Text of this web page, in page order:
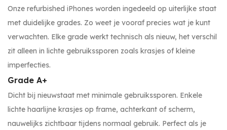
Onze refurbished iPhones worden ingedeeld op uiterlijke staat
met duidelijke grades. Zo weet je vooraf precies wat je kunt
verwachten. Elke grade werkt technisch als nieuw, het verschil
zit alleen in lichte gebruikssporen zoals krasjes of kleine
imperfecties.
Grade A+
Dicht bij nieuwstaat met minimale gebruikssporen. Enkele
lichte haarlijne krasjes op frame, achterkant of scherm,
nauwelijks zichtbaar tijdens normaal gebruik. Perfect als je